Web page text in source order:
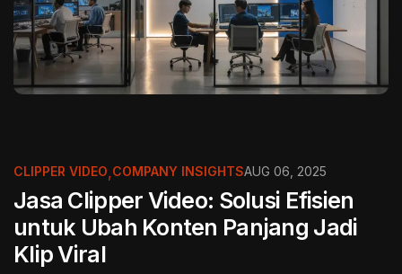
CLIPPER VIDEO,COMPANY INSIGHTSAUG 06, 2025
Jasa Clipper Video: Solusi Efisien
untuk Ubah Konten Panjang Jadi
Klip Viral